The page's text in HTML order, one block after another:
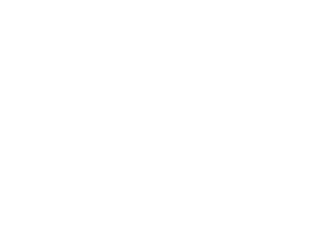
vosgiens. Le deuxième
plein air avant un temps
en montagne. Une courte
au long du séjour, Nathanaël
participants au respect de la
montagnard.